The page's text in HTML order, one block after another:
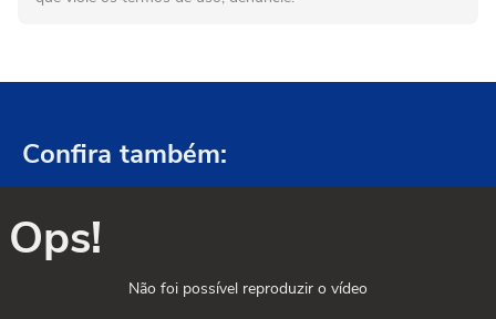
Confira também:
Ops!
Não foi possível reproduzir o vídeo